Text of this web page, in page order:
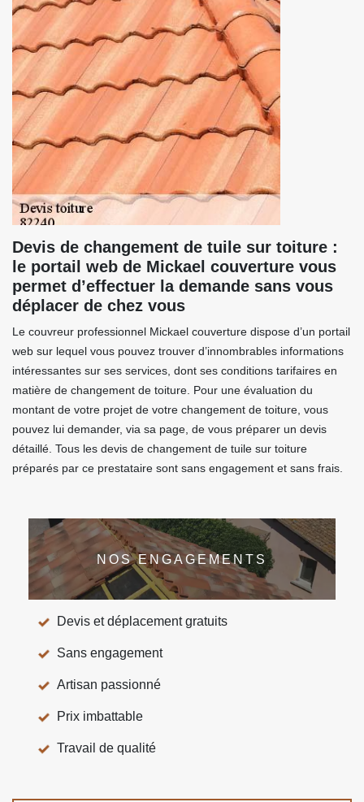
Devis de changement de tuile sur toiture :
le portail web de Mickael couverture vous
permet d’effectuer la demande sans vous
déplacer de chez vous
Le couvreur professionnel Mickael couverture dispose d’un portail
web sur lequel vous pouvez trouver d’innombrables informations
intéressantes sur ses services, dont ses conditions tarifaires en
matière de changement de toiture. Pour une évaluation du
montant de votre projet de votre changement de toiture, vous
pouvez lui demander, via sa page, de vous préparer un devis
détaillé. Tous les devis de changement de tuile sur toiture
préparés par ce prestataire sont sans engagement et sans frais.
NOS ENGAGEMENTS
Devis et déplacement gratuits
Sans engagement
Artisan passionné
Prix imbattable
Travail de qualité